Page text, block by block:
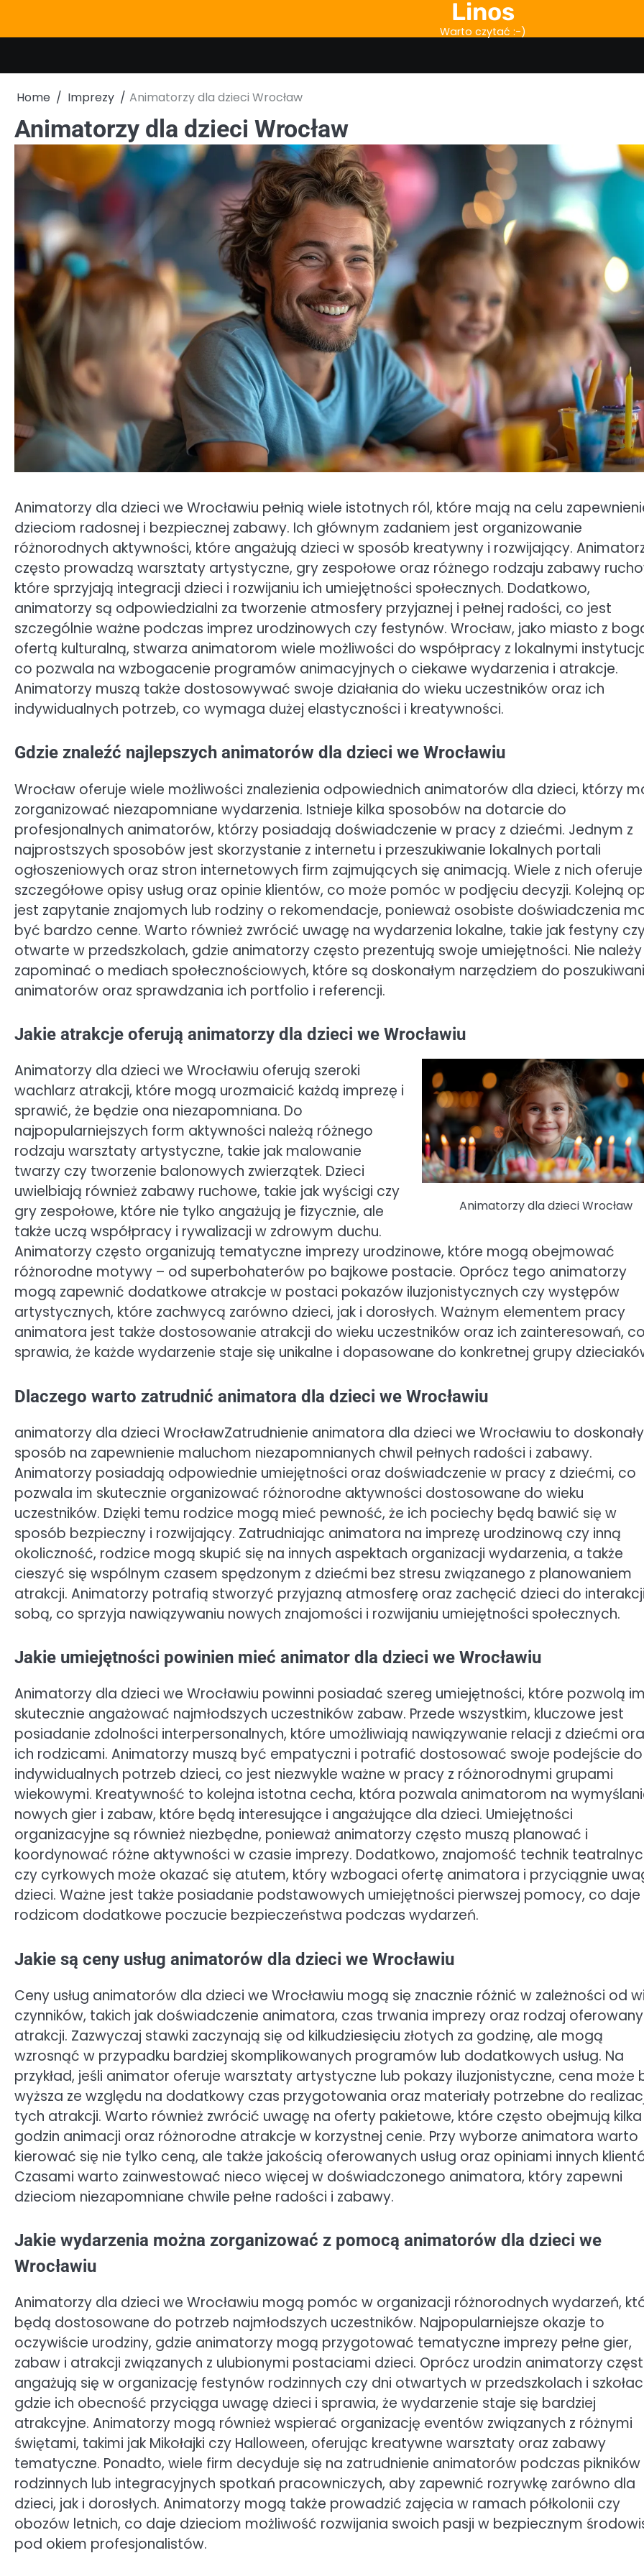
content
Linos
Warto czytać :-)
Home Imprezy Animatorzy dla dzieci Wrocław
Animatorzy dla dzieci Wrocław
Animatorzy dla dzieci we Wrocławiu pełnią wiele istotnych ról, które mają na celu
dzieciom radosnej i bezpiecznej zabawy. Ich głównym zadaniem jest organizowanie
różnorodnych aktywności, które angażują dzieci w sposób kreatywny i rozwijający.
często prowadzą warsztaty artystyczne, gry zespołowe oraz różnego rodzaju zabawy
które sprzyjają integracji dzieci i rozwijaniu ich umiejętności społecznych. Dodatkowo,
animatorzy są odpowiedzialni za tworzenie atmosfery przyjaznej i pełnej radości, co jest
szczególnie ważne podczas imprez urodzinowych czy festynów. Wrocław, jako miasto z
ofertą kulturalną, stwarza animatorom wiele możliwości do współpracy z lokalnymi
co pozwala na wzbogacenie programów animacyjnych o ciekawe wydarzenia i atrakcje.
Animatorzy muszą także dostosowywać swoje działania do wieku uczestników oraz ich
indywidualnych potrzeb, co wymaga dużej elastyczności i kreatywności.
Gdzie znaleźć najlepszych animatorów dla dzieci we Wrocławiu
Wrocław oferuje wiele możliwości znalezienia odpowiednich animatorów dla dzieci, którzy
zorganizować niezapomniane wydarzenia. Istnieje kilka sposobów na dotarcie do
profesjonalnych animatorów, którzy posiadają doświadczenie w pracy z dziećmi. Jednym z
najprostszych sposobów jest skorzystanie z internetu i przeszukiwanie lokalnych portali
ogłoszeniowych oraz stron internetowych firm zajmujących się animacją. Wiele z nich oferuje
szczegółowe opisy usług oraz opinie klientów, co może pomóc w podjęciu decyzji. Kolejną
jest zapytanie znajomych lub rodziny o rekomendacje, ponieważ osobiste doświadczenia
być bardzo cenne. Warto również zwrócić uwagę na wydarzenia lokalne, takie jak festyny
otwarte w przedszkolach, gdzie animatorzy często prezentują swoje umiejętności. Nie należy
zapominać o mediach społecznościowych, które są doskonałym narzędziem do
animatorów oraz sprawdzania ich portfolio i referencji.
Jakie atrakcje oferują animatorzy dla dzieci we Wrocławiu
Animatorzy dla dzieci Wrocław
Animatorzy dla dzieci we Wrocławiu oferują szeroki
wachlarz atrakcji, które mogą urozmaicić każdą imprezę i
sprawić, że będzie ona niezapomniana. Do
najpopularniejszych form aktywności należą różnego
rodzaju warsztaty artystyczne, takie jak malowanie
twarzy czy tworzenie balonowych zwierzątek. Dzieci
uwielbiają również zabawy ruchowe, takie jak wyścigi czy
gry zespołowe, które nie tylko angażują je fizycznie, ale
także uczą współpracy i rywalizacji w zdrowym duchu.
Animatorzy często organizują tematyczne imprezy urodzinowe, które mogą obejmować
różnorodne motywy – od superbohaterów po bajkowe postacie. Oprócz tego animatorzy
mogą zapewnić dodatkowe atrakcje w postaci pokazów iluzjonistycznych czy występów
artystycznych, które zachwycą zarówno dzieci, jak i dorosłych. Ważnym elementem pracy
animatora jest także dostosowanie atrakcji do wieku uczestników oraz ich zainteresowań,
sprawia, że każde wydarzenie staje się unikalne i dopasowane do konkretnej grupy
Dlaczego warto zatrudnić animatora dla dzieci we Wrocławiu
animatorzy dla dzieci WrocławZatrudnienie animatora dla dzieci we Wrocławiu to doskonały
sposób na zapewnienie maluchom niezapomnianych chwil pełnych radości i zabawy.
Animatorzy posiadają odpowiednie umiejętności oraz doświadczenie w pracy z dziećmi, co
pozwala im skutecznie organizować różnorodne aktywności dostosowane do wieku
uczestników. Dzięki temu rodzice mogą mieć pewność, że ich pociechy będą bawić się w
sposób bezpieczny i rozwijający. Zatrudniając animatora na imprezę urodzinową czy inną
okoliczność, rodzice mogą skupić się na innych aspektach organizacji wydarzenia, a także
cieszyć się wspólnym czasem spędzonym z dziećmi bez stresu związanego z planowaniem
atrakcji. Animatorzy potrafią stworzyć przyjazną atmosferę oraz zachęcić dzieci do
sobą, co sprzyja nawiązywaniu nowych znajomości i rozwijaniu umiejętności społecznych.
Jakie umiejętności powinien mieć animator dla dzieci we Wrocławiu
Animatorzy dla dzieci we Wrocławiu powinni posiadać szereg umiejętności, które pozwolą
skutecznie angażować najmłodszych uczestników zabaw. Przede wszystkim, kluczowe jest
posiadanie zdolności interpersonalnych, które umożliwiają nawiązywanie relacji z dziećmi
ich rodzicami. Animatorzy muszą być empatyczni i potrafić dostosować swoje podejście do
indywidualnych potrzeb dzieci, co jest niezwykle ważne w pracy z różnorodnymi grupami
wiekowymi. Kreatywność to kolejna istotna cecha, która pozwala animatorom na
nowych gier i zabaw, które będą interesujące i angażujące dla dzieci. Umiejętności
organizacyjne są również niezbędne, ponieważ animatorzy często muszą planować i
koordynować różne aktywności w czasie imprezy. Dodatkowo, znajomość technik
czy cyrkowych może okazać się atutem, który wzbogaci ofertę animatora i przyciągnie
dzieci. Ważne jest także posiadanie podstawowych umiejętności pierwszej pomocy, co daje
rodzicom dodatkowe poczucie bezpieczeństwa podczas wydarzeń.
Jakie są ceny usług animatorów dla dzieci we Wrocławiu
Ceny usług animatorów dla dzieci we Wrocławiu mogą się znacznie różnić w zależności od
czynników, takich jak doświadczenie animatora, czas trwania imprezy oraz rodzaj
atrakcji. Zazwyczaj stawki zaczynają się od kilkudziesięciu złotych za godzinę, ale mogą
wzrosnąć w przypadku bardziej skomplikowanych programów lub dodatkowych usług. Na
przykład, jeśli animator oferuje warsztaty artystyczne lub pokazy iluzjonistyczne, cena może
wyższa ze względu na dodatkowy czas przygotowania oraz materiały potrzebne do
tych atrakcji. Warto również zwrócić uwagę na oferty pakietowe, które często obejmują kilka
godzin animacji oraz różnorodne atrakcje w korzystnej cenie. Przy wyborze animatora warto
kierować się nie tylko ceną, ale także jakością oferowanych usług oraz opiniami innych
Czasami warto zainwestować nieco więcej w doświadczonego animatora, który zapewni
dzieciom niezapomniane chwile pełne radości i zabawy.
Jakie wydarzenia można zorganizować z pomocą animatorów dla dzieci we
Wrocławiu
Animatorzy dla dzieci we Wrocławiu mogą pomóc w organizacji różnorodnych wydarzeń,
będą dostosowane do potrzeb najmłodszych uczestników. Najpopularniejsze okazje to
oczywiście urodziny, gdzie animatorzy mogą przygotować tematyczne imprezy pełne gier,
zabaw i atrakcji związanych z ulubionymi postaciami dzieci. Oprócz urodzin animatorzy
angażują się w organizację festynów rodzinnych czy dni otwartych w przedszkolach i
gdzie ich obecność przyciąga uwagę dzieci i sprawia, że wydarzenie staje się bardziej
atrakcyjne. Animatorzy mogą również wspierać organizację eventów związanych z różnymi
świętami, takimi jak Mikołajki czy Halloween, oferując kreatywne warsztaty oraz zabawy
tematyczne. Ponadto, wiele firm decyduje się na zatrudnienie animatorów podczas pikników
rodzinnych lub integracyjnych spotkań pracowniczych, aby zapewnić rozrywkę zarówno dla
dzieci, jak i dorosłych. Animatorzy mogą także prowadzić zajęcia w ramach półkolonii czy
obozów letnich, co daje dzieciom możliwość rozwijania swoich pasji w bezpiecznym
pod okiem profesjonalistów.